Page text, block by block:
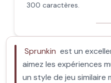
300 caractères.
Sprunkin est un
aimez les expériences
un style de jeu similaire